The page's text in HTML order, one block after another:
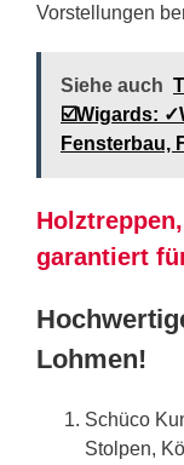
Vorstellungen
Siehe auch
☑️Wigards:
Fensterbau,
garantiert
Lohmen!
Schüco
Stolpen,